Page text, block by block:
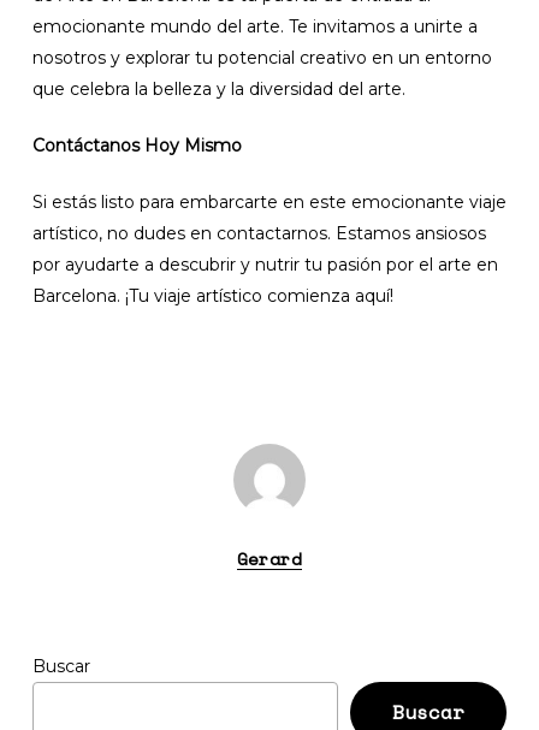
No products in the cart.
emocionante mundo del arte. Te invitamos a unirte a
nosotros y explorar tu potencial creativo en un entorno
que celebra la belleza y la diversidad del arte.
Contáctanos Hoy Mismo
Si estás listo para embarcarte en este emocionante viaje
artístico, no dudes en contactarnos. Estamos ansiosos
por ayudarte a descubrir y nutrir tu pasión por el arte en
Barcelona. ¡Tu viaje artístico comienza aquí!
Gerard
Buscar
Buscar